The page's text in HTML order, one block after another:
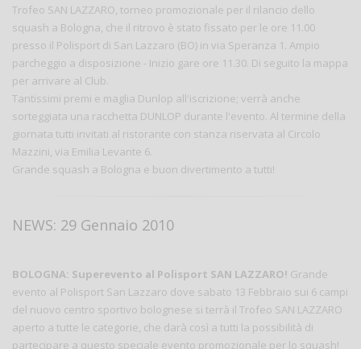
Trofeo SAN LAZZARO, torneo promozionale per il rilancio dello
squash a Bologna, che il ritrovo è stato fissato per le ore 11.00
presso il Polisport di San Lazzaro (BO) in via Speranza 1. Ampio
parcheggio a disposizione - Inizio gare ore 11.30. Di seguito la mappa
per arrivare al Club.
Tantissimi premi e maglia Dunlop all'iscrizione; verrà anche
sorteggiata una racchetta DUNLOP durante l'evento. Al termine della
giornata tutti invitati al ristorante con stanza riservata al Circolo
Mazzini, via Emilia Levante 6.
Grande squash a Bologna e buon divertimento a tutti!
NEWS: 29 Gennaio 2010
BOLOGNA: Superevento al Polisport SAN LAZZARO! Grande
evento al Polisport San Lazzaro dove sabato 13 Febbraio sui 6 campi
del nuovo centro sportivo bolognese si terrà il Trofeo SAN LAZZARO
aperto a tutte le categorie, che darà così a tutti la possibilità di
partecipare a questo speciale evento promozionale per lo squash!